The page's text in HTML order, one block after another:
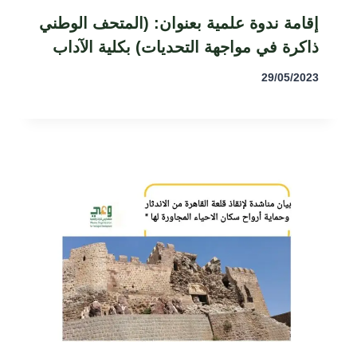
إقامة ندوة علمية بعنوان: (المتحف الوطني
ذاكرة في مواجهة التحديات) بكلية الآداب
29/05/2023